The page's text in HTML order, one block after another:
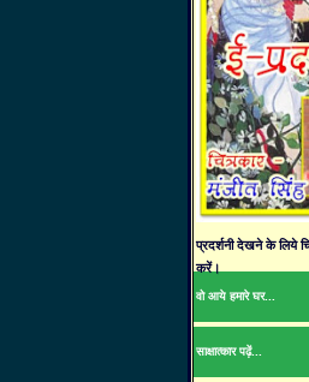
प्रदर्शनी देखने के लिये
करें।
वो आये हमारे घर...
साक्षात्कार पढ़ें...